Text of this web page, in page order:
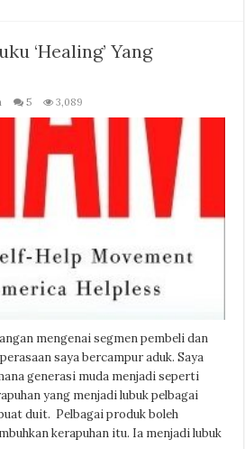
‘Healing’ Yang
5 3,089
mengenai segmen pembeli dan
saya bercampur aduk. Saya
generasi muda menjadi seperti
yang menjadi lubuk pelbagai
duit. Pelbagai produk boleh
kerapuhan itu. Ia menjadi lubuk